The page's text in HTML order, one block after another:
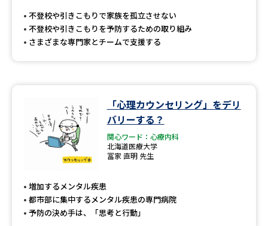
SELFBRAND特集ページ
来場型・Web型イベント特集 夢ナビライブ
不登校や引きこもりで家族を孤立させない
不登校や引きこもりを予防するための取り組み
さまざまな専門家とチームで支援する
「心理カウンセリング」をデリ
バリーする？
関心ワード：心療内科
北海道医療大学
冨家 直明 先生
増加するメンタル疾患
都市部に集中するメンタル疾患の専門病院
予防の決め手は、「思考と行動」